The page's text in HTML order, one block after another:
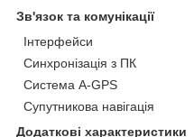
Зв'язок та комунікації
Інтерфейси
Синхронізація з ПК
Система A-GPS
Супутникова навігація
Додаткові характеристики